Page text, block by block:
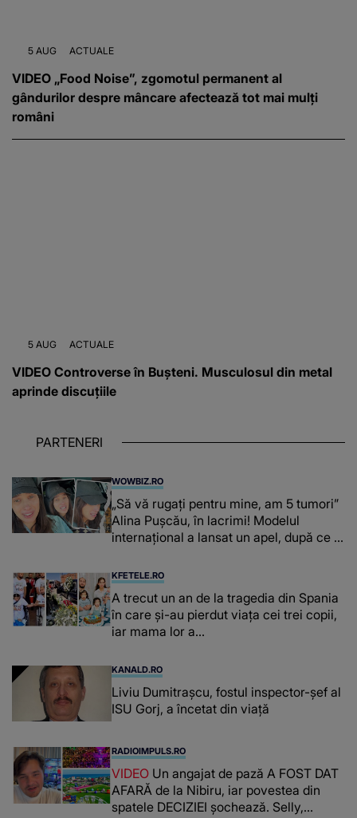
5 AUG ACTUALE
VIDEO „Food Noise”, zgomotul permanent al
gândurilor despre mâncare afectează tot mai mulți
români
5 AUG ACTUALE
VIDEO Controverse în Bușteni. Musculosul din metal
aprinde discuțiile
PARTENERI
WOWBIZ.RO
„Să vă rugați pentru mine, am 5 tumori”
Alina Pușcău, în lacrimi! Modelul
internațional a lansat un apel, după ce a
KFETELE.RO
A trecut un an de la tragedia din Spania
în care și-au pierdut viața cei trei copii,
iar mama lor a…
KANALD.RO
Liviu Dumitrașcu, fostul inspector-șef al
ISU Gorj, a încetat din viață
RADIOIMPULS.RO
VIDEO Un angajat de pază A FOST DAT
AFARĂ de la Nibiru, iar povestea din
spatele DECIZIEI șochează. Selly,